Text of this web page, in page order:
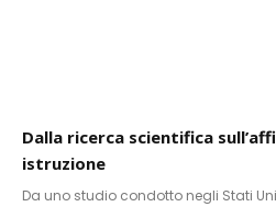
Dalla ricerca scientifica
istruzione
Da uno studio condotto negli Stati